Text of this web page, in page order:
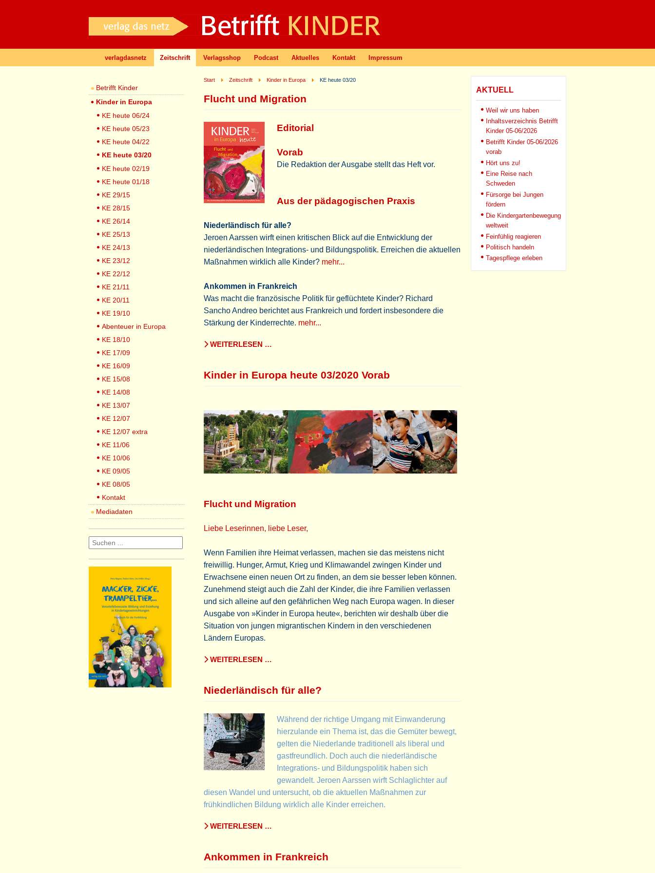
verlagdasnetz Zeitschrift Verlagsshop Podcast Aktuelles Kontakt Impressum
Start Zeitschrift Kinder in Europa KE heute 03/20
Flucht und Migration
Editorial
Vorab
Die Redaktion der Ausgabe stellt das Heft vor.
Aus der pädagogischen Praxis
Niederländisch für alle?
Jeroen Aarssen wirft einen kritischen Blick auf die Entwicklung der
niederländischen Integrations- und Bildungspolitik. Erreichen die aktuellen
Maßnahmen wirklich alle Kinder? mehr...
Ankommen in Frankreich
Was macht die französische Politik für geflüchtete Kinder? Richard
Sancho Andreo berichtet aus Frankreich und fordert insbesondere die
Stärkung der Kinderrechte. mehr...
WEITERLESEN …
Kinder in Europa heute 03/2020 Vorab
Flucht und Migration
Liebe Leserinnen, liebe Leser,
Wenn Familien ihre Heimat verlassen, machen sie das meistens nicht
freiwillig. Hunger, Armut, Krieg und Klimawandel zwingen Kinder und
Erwachsene einen neuen Ort zu finden, an dem sie besser leben können.
Zunehmend steigt auch die Zahl der Kinder, die ihre Familien verlassen
und sich alleine auf den gefährlichen Weg nach Europa wagen. In dieser
Ausgabe von »Kinder in Europa heute«, berichten wir deshalb über die
Situation von jungen migrantischen Kindern in den verschiedenen
Ländern Europas.
WEITERLESEN …
Niederländisch für alle?
Während der richtige Umgang mit Einwanderung
hierzulande ein Thema ist, das die Gemüter bewegt,
gelten die Niederlande traditionell als liberal und
gastfreundlich. Doch auch die niederländische
Integrations- und Bildungspolitik haben sich
gewandelt. Jeroen Aarssen wirft Schlaglichter auf
diesen Wandel und untersucht, ob die aktuellen Maßnahmen zur
frühkindlichen Bildung wirklich alle Kinder erreichen.
WEITERLESEN …
Ankommen in Frankreich
Betrifft Kinder
Kinder in Europa
KE heute 06/24
KE heute 05/23
KE heute 04/22
KE heute 03/20
KE heute 02/19
KE heute 01/18
KE 29/15
KE 28/15
KE 26/14
KE 25/13
KE 24/13
KE 23/12
KE 22/12
KE 21/11
KE 20/11
KE 19/10
Abenteuer in Europa
KE 18/10
KE 17/09
KE 16/09
KE 15/08
KE 14/08
KE 13/07
KE 12/07
KE 12/07 extra
KE 11/06
KE 10/06
KE 09/05
KE 08/05
Kontakt
Mediadaten
AKTUELL
Weil wir uns haben
Inhaltsverzeichnis Betrifft
Kinder 05-06/2026
Betrifft Kinder 05-06/2026
vorab
Hört uns zu!
Eine Reise nach
Schweden
Fürsorge bei Jungen
fördern
Die Kindergartenbewegung
weltweit
Feinfühlig reagieren
Politisch handeln
Tagespflege erleben